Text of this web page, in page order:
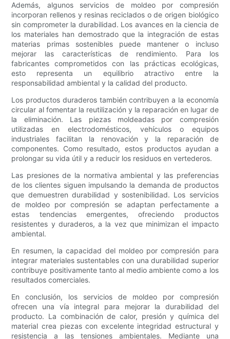
Además, algunos servicios de moldeo por compresión
incorporan rellenos y resinas reciclados o de origen biológico
sin comprometer la durabilidad. Los avances en la ciencia de
los materiales han demostrado que la integración de estas
materias primas sostenibles puede mantener o incluso
mejorar las características de rendimiento. Para los
fabricantes comprometidos con las prácticas ecológicas,
esto representa un equilibrio atractivo entre la
responsabilidad ambiental y la calidad del producto.
Los productos duraderos también contribuyen a la economía
circular al fomentar la reutilización y la reparación en lugar de
la eliminación. Las piezas moldeadas por compresión
utilizadas en electrodomésticos, vehículos o equipos
industriales facilitan la renovación y la reparación de
componentes. Como resultado, estos productos ayudan a
prolongar su vida útil y a reducir los residuos en vertederos.
Las presiones de la normativa ambiental y las preferencias
de los clientes siguen impulsando la demanda de productos
que demuestren durabilidad y sostenibilidad. Los servicios
de moldeo por compresión se adaptan perfectamente a
estas tendencias emergentes, ofreciendo productos
resistentes y duraderos, a la vez que minimizan el impacto
ambiental.
En resumen, la capacidad del moldeo por compresión para
integrar materiales sustentables con una durabilidad superior
contribuye positivamente tanto al medio ambiente como a los
resultados comerciales.
En conclusión, los servicios de moldeo por compresión
ofrecen una vía integral para mejorar la durabilidad del
producto. La combinación de calor, presión y química del
material crea piezas con excelente integridad estructural y
resistencia a las tensiones ambientales. Mediante una